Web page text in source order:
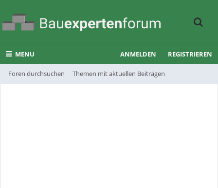
MENU
Foren durchsuchen Themen mit aktuellen Beiträgen
ANMELDEN REGISTRIEREN